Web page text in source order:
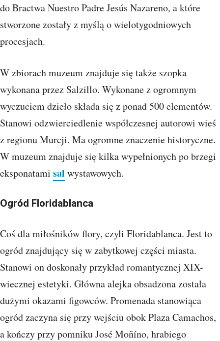
do Bractwa Nuestro Padre Jesús Nazareno, a które
stworzone zostały z myślą o wielotygodniowych
procesjach.
W zbiorach muzeum znajduje się także szopka
wykonana przez Salzillo. Wykonane z ogromnym
wyczuciem dzieło składa się z ponad 500 elementów.
Stanowi odzwierciedlenie współczesnej autorowi wieś
z regionu Murcji. Ma ogromne znaczenie historyczne.
W muzeum znajduje się kilka wypełnionych po brzegi
eksponatami sal wystawowych.
Ogród Floridablanca
Coś dla miłośników flory, czyli Floridablanca. Jest to
ogród znajdujący się w zabytkowej części miasta.
Stanowi on doskonały przykład romantycznej XIX-
wiecznej estetyki. Główna alejka obsadzona została
dużymi okazami figowców. Promenada stanowiąca
ogród zaczyna się przy wejściu obok Plaza Camachos,
a kończy przy pomniku José Moñíno, hrabiego